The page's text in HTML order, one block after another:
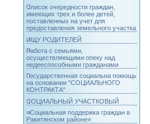
Список очередности граждан,
имеющих трех и более детей,
поставленных на учет для
предоставления земельного участка
ИЩУ РОДИТЕЛЕЙ
Работа с семьями,
осуществляющими опеку над
недееспособными гражданами
Государственная социальна помощь
на основании "СОЦИАЛЬНОГО
КОНТРАКТА"
СОЦИАЛЬНЫЙ УЧАСТКОВЫЙ
«Социальная поддержка граждан в
Ракитянском районе»